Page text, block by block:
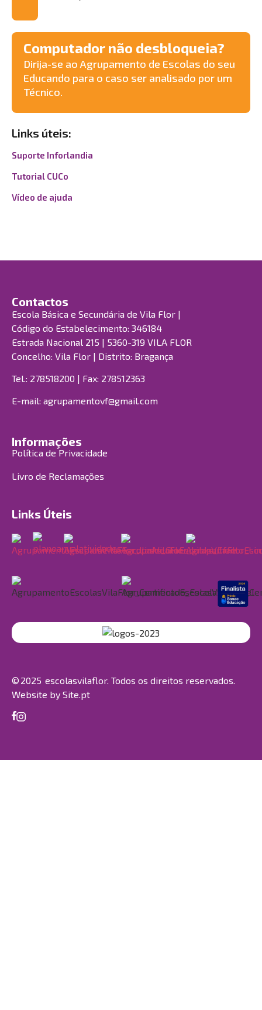
Computador não desbloqueia?
Dirija-se ao Agrupamento de Escolas do seu
Educando para o caso ser analisado por um
Técnico.
Links úteis:
Suporte Inforlandia
Tutorial CUCo
Vídeo de ajuda
Contactos
Escola Básica e Secundária de Vila Flor |
Código do Estabelecimento: 346184
Estrada Nacional 215 | 5360-319 VILA FLOR
Concelho: Vila Flor | Distrito: Bragança
Tel.: 278518200 | Fax: 278512363
E-mail: agrupamentovf@gmail.com
Informações
Política de Privacidade
Livro de Reclamações
Links Úteis
© 2025 escolasvilaflor. Todos os direitos reservados.
Website by Site.pt